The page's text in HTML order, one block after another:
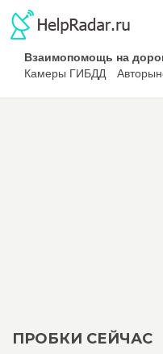
Взаимопомощь на
Камеры ГИБДД
ПРОБКИ СЕЙЧАС